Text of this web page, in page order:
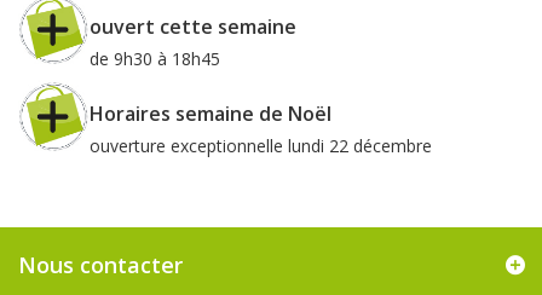
ouvert cette semaine
de 9h30 à 18h45
Horaires semaine de Noël
ouverture exceptionnelle lundi 22 décembre
Nous contacter